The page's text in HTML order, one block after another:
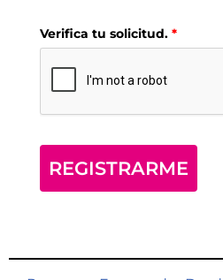
Verifica tu solicitud. *
REGISTRARME